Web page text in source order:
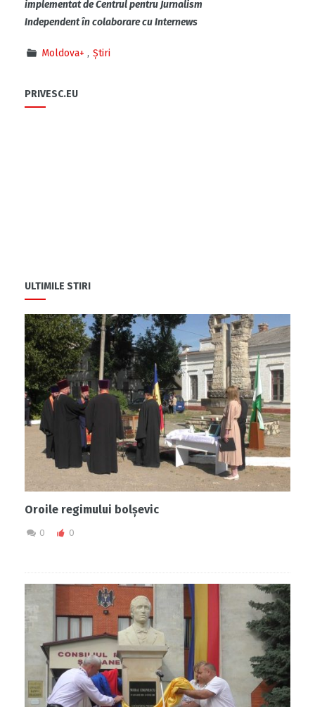
implementat de Centrul pentru Jurnalism
Independent în colaborare cu Internews
Moldova+ Știri
PRIVESC.EU
ULTIMILE STIRI
Oroile regimului bolșevic
0 0